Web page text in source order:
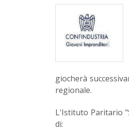
giocherà
regionale.
L'Istituto Paritario
di: